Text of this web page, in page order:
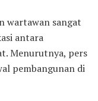
wartawan sangat
antara
Menurutnya, pers
pembangunan di